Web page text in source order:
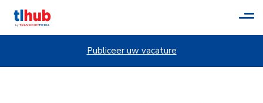
Publiceer uw vacature